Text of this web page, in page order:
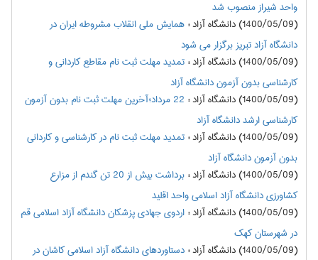
واحد شیراز منصوب شد
(1400/05/09) دانشگاه آزاد
:همایش ملی انقلاب مشروطه ایران در
دانشگاه آزاد تبریز برگزار می شود
(1400/05/09) دانشگاه آزاد
:تمدید مهلت ثبت نام مقاطع کاردانی و
کارشناسی بدون آزمون دانشگاه آزاد
(1400/05/09) دانشگاه آزاد
:
22 مرداد؛آخرین مهلت ثبت نام بدون آزمون
کارشناسی ارشد دانشگاه آزاد
(1400/05/09) دانشگاه آزاد
:تمدید مهلت ثبت نام در کارشناسی و کاردانی
بدون آزمون دانشگاه آزاد
(1400/05/09) دانشگاه آزاد
:
برداشت بیش از 20 تن گندم از مزارع
کشاورزی دانشگاه آزاد اسلامی واحد اقلید
(1400/05/09) دانشگاه آزاد
:اردوی جهادی پزشکان دانشگاه آزاد اسلامی قم
در شهرستان کهک
(1400/05/09) دانشگاه آزاد
:دستاوردهای دانشگاه آزاد اسلامی کاشان در